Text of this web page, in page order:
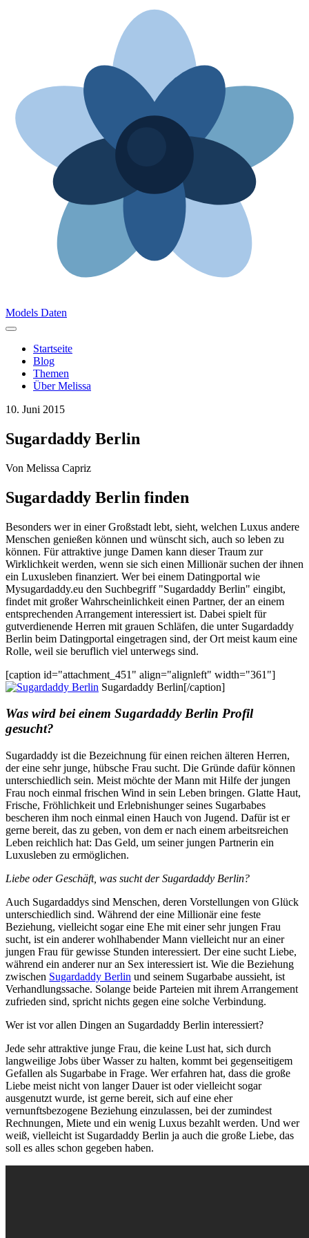
Models Daten
Startseite
Blog
Themen
Über Melissa
10. Juni 2015
Sugardaddy Berlin
Von Melissa Capriz
Sugardaddy Berlin finden
Besonders wer in einer Großstadt lebt, sieht, welchen Luxus andere
Menschen genießen können und wünscht sich, auch so leben zu
können. Für attraktive junge Damen kann dieser Traum zur
Wirklichkeit werden, wenn sie sich einen Millionär suchen der ihnen
ein Luxusleben finanziert. Wer bei einem Datingportal wie
Mysugardaddy.eu den Suchbegriff "Sugardaddy Berlin" eingibt,
findet mit großer Wahrscheinlichkeit einen Partner, der an einem
entsprechenden Arrangement interessiert ist. Dabei spielt für
gutverdienende Herren mit grauen Schläfen, die unter Sugardaddy
Berlin beim Datingportal eingetragen sind, der Ort meist kaum eine
Rolle, weil sie beruflich viel unterwegs sind.
[caption id="attachment_451" align="alignleft" width="361"]
Sugardaddy Berlin[/caption]
Was wird bei einem Sugardaddy Berlin Profil
gesucht?
Sugardaddy ist die Bezeichnung für einen reichen älteren Herren,
der eine sehr junge, hübsche Frau sucht. Die Gründe dafür können
unterschiedlich sein. Meist möchte der Mann mit Hilfe der jungen
Frau noch einmal frischen Wind in sein Leben bringen. Glatte Haut,
Frische, Fröhlichkeit und Erlebnishunger seines Sugarbabes
bescheren ihm noch einmal einen Hauch von Jugend. Dafür ist er
gerne bereit, das zu geben, von dem er nach einem arbeitsreichen
Leben reichlich hat: Das Geld, um seiner jungen Partnerin ein
Luxusleben zu ermöglichen.
Liebe oder Geschäft, was sucht der Sugardaddy Berlin?
Auch Sugardaddys sind Menschen, deren Vorstellungen von Glück
unterschiedlich sind. Während der eine Millionär eine feste
Beziehung, vielleicht sogar eine Ehe mit einer sehr jungen Frau
sucht, ist ein anderer wohlhabender Mann vielleicht nur an einer
jungen Frau für gewisse Stunden interessiert. Der eine sucht Liebe,
während ein anderer nur an Sex interessiert ist. Wie die Beziehung
zwischen Sugardaddy Berlin und seinem Sugarbabe aussieht, ist
Verhandlungssache. Solange beide Parteien mit ihrem Arrangement
zufrieden sind, spricht nichts gegen eine solche Verbindung.
Wer ist vor allen Dingen an Sugardaddy Berlin interessiert?
Jede sehr attraktive junge Frau, die keine Lust hat, sich durch
langweilige Jobs über Wasser zu halten, kommt bei gegenseitigem
Gefallen als Sugarbabe in Frage. Wer erfahren hat, dass die große
Liebe meist nicht von langer Dauer ist oder vielleicht sogar
ausgenutzt wurde, ist gerne bereit, sich auf eine eher
vernunftsbezogene Beziehung einzulassen, bei der zumindest
Rechnungen, Miete und ein wenig Luxus bezahlt werden. Und wer
weiß, vielleicht ist Sugardaddy Berlin ja auch die große Liebe, das
soll es alles schon gegeben haben.